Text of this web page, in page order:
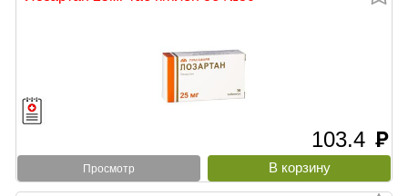
103.4 руб
Просмотр